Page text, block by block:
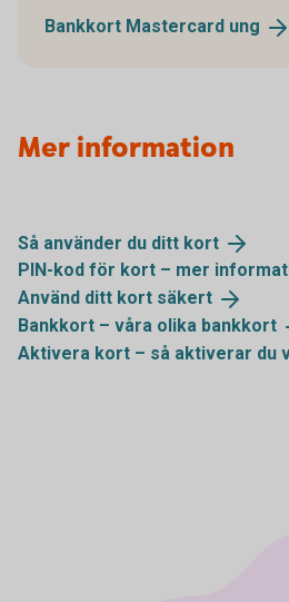
Bankkort Mastercard ung
Mer information
Så använder du ditt kort
PIN-kod för kort – mer
Använd ditt kort säkert
Bankkort – våra olika bankkort
Aktivera kort – så aktiverar du